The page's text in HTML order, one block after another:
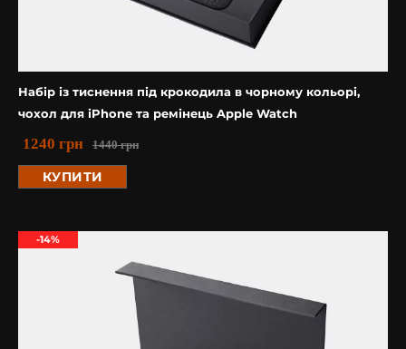
Набір із тиснення під крокодила в чорному кольорі,
чохол для iPhone та ремінець Apple Watch
1440грн
1240 грн
КУПИТИ
-14%